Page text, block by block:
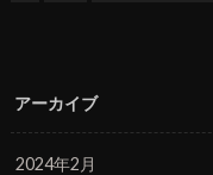
アーカイブ
2024年2月